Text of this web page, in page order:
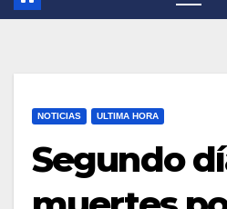
NOTICIAS ULTIMA HORA
Segundo